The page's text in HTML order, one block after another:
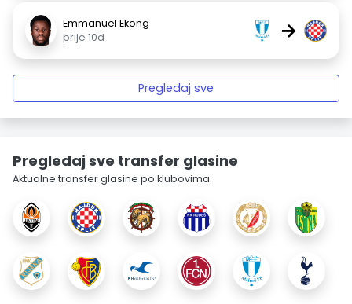
Emmanuel Ekong
prije 10d
→
Pregledaj sve
Pregledaj sve transfer glasine
Aktualne transfer glasine po klubovima.